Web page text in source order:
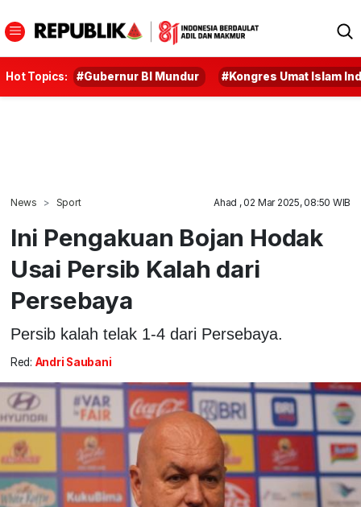
Hot Topics: #Gubernur BI Mundur #Kongres Umat Islam
News Sport Ahad , 02 Mar 2025, 08:50 WIB
Ini Pengakuan Bojan Hodak
Usai Persib Kalah dari
Persebaya
Persib kalah telak 1-4 dari Persebaya.
Red: Andri Saubani